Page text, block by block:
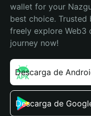
wallet for your
best choice. Trusted
freely explore Web3
journey now!
Descarga de
Descarga de